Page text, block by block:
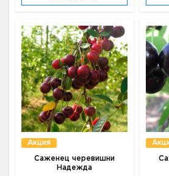
Акция
Саженец черевишни
Надежда